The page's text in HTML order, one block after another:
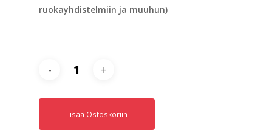
ruokayhdistelmiin ja muuhun)
Lisää Ostoskoriin